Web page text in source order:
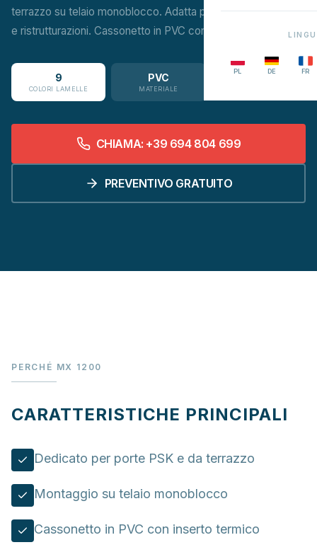
PL DE FR
terrazzo su telaio monoblocco. Adatta per nuove costruzioni
e ristrutturazioni. Cassonetto in PVC con inserto termico.
9
COLORI LAMELLE
PVC
MATERIALE
CHIAMA: +39 694 804 699
PREVENTIVO GRATUITO
PERCHÉ MX 1200
CARATTERISTICHE PRINCIPALI
Dedicato per porte PSK e da terrazzo
Montaggio su telaio monoblocco
Cassonetto in PVC con inserto termico